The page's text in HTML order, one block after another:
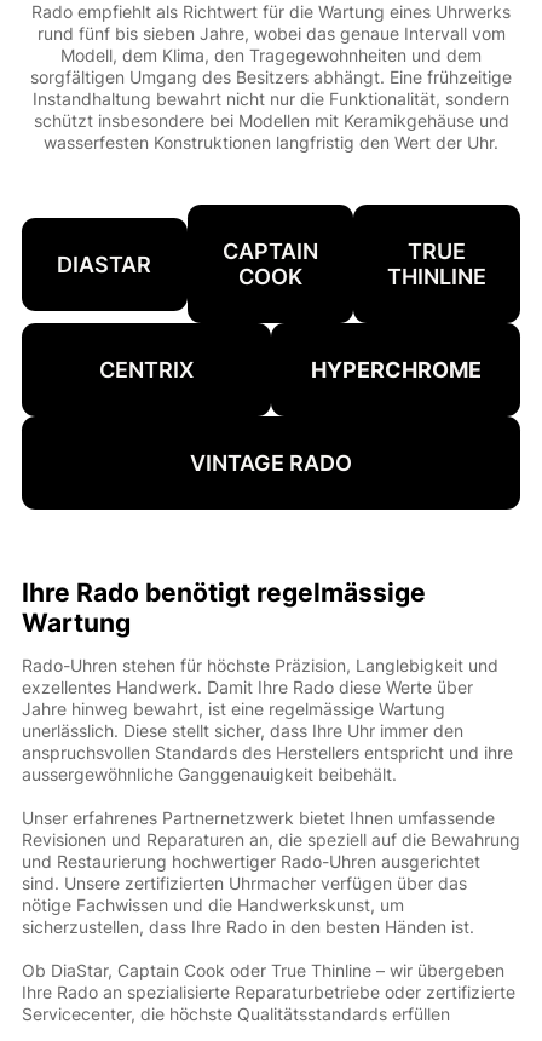
Rado empfiehlt als Richtwert für die Wartung eines Uhrwerks
rund fünf bis sieben Jahre, wobei das genaue Intervall vom
Modell, dem Klima, den Tragegewohnheiten und dem
sorgfältigen Umgang des Besitzers abhängt. Eine frühzeitige
Instandhaltung bewahrt nicht nur die Funktionalität, sondern
schützt insbesondere bei Modellen mit Keramikgehäuse und
wasserfesten Konstruktionen langfristig den Wert der Uhr.
DIASTAR
CAPTAIN
COOK
TRUE
THINLINE
CENTRIX HYPERCHROME
VINTAGE RADO
Ihre Rado benötigt regelmässige
Wartung
Rado-Uhren stehen für höchste Präzision, Langlebigkeit und
exzellentes Handwerk. Damit Ihre Rado diese Werte über
Jahre hinweg bewahrt, ist eine regelmässige Wartung
unerlässlich. Diese stellt sicher, dass Ihre Uhr immer den
anspruchsvollen Standards des Herstellers entspricht und ihre
aussergewöhnliche Ganggenauigkeit beibehält.
Unser erfahrenes Partnernetzwerk bietet Ihnen umfassende
Revisionen und Reparaturen an, die speziell auf die Bewahrung
und Restaurierung hochwertiger Rado-Uhren ausgerichtet
sind. Unsere zertifizierten Uhrmacher verfügen über das
nötige Fachwissen und die Handwerkskunst, um
sicherzustellen, dass Ihre Rado in den besten Händen ist.
Ob DiaStar, Captain Cook oder True Thinline – wir übergeben
Ihre Rado an spezialisierte Reparaturbetriebe oder zertifizierte
Servicecenter, die höchste Qualitätsstandards erfüllen